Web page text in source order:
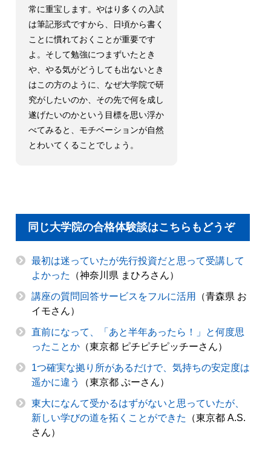
常に重宝します。やはり多くの入試
は筆記形式ですから、日頃から書く
ことに慣れておくことが重要です
よ。そして勉強につまずいたとき
や、やる気がどうしても出ないとき
はこの方のように、なぜ大学院で研
究がしたいのか、その先で何を成し
遂げたいのかという目標を思い浮か
べてみると、モチベーションが自然
とわいてくることでしょう。
同じ大学院の合格体験談はこちらもどうぞ
最初は迷っていたが先行投資だと思って受講して
よかった （神奈川県 まひろさん）
講座の質問回答サービスをフルに活用
（青森県 お
イモさん）
直前になって、「あと半年あったら！」と何度思
ったことか（東京都 ピチピチピッチーさん）
1つ確実な拠り所があるだけで、気持ちの安定度は
遥かに違う
（東京都 ぷーさん）
東大になんて受かるはずがないと思っていたが、
新しい学びの道を拓くことができた （東京都 A.S.
さん）